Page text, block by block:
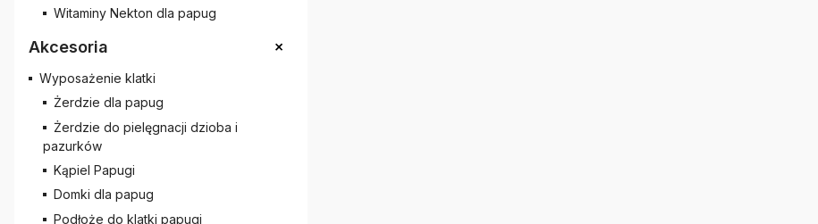
Witaminy Nekton dla papug
Akcesoria +
Wyposażenie klatki
Żerdzie dla papug
Żerdzie do pielęgnacji dzioba i
pazurków
Kąpiel Papugi
Domki dla papug
Podłoże do klatki papugi